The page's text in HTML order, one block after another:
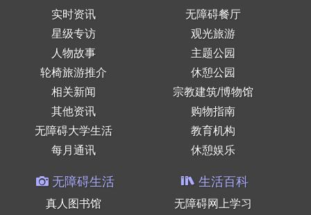
实时资讯
星级专访
人物故事
轮椅旅游推介
相关新闻
其他资讯
无障碍大学生活
每月通讯
无障碍餐厅
观光旅游
主题公园
休憩公园
宗教建筑/博物馆
购物指南
教育机构
休憩娱乐
无障碍生活
真人图书馆
生活百科
无障碍网上学习